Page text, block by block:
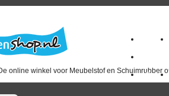
online winkel voor Meubelstof en Schuimrubber
Home
Outlet